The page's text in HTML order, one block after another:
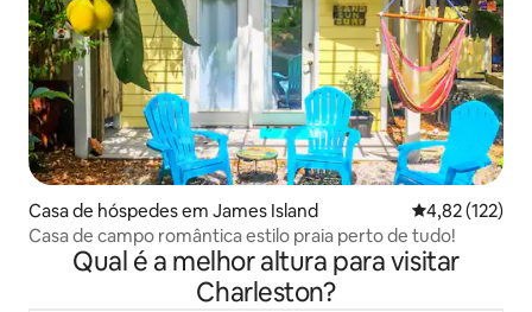
Casa de hóspedes em James Island Classificação
4,82 (122)
Casa de campo romântica estilo praia perto de tudo!
Qual é a melhor altura para visitar
Charleston?